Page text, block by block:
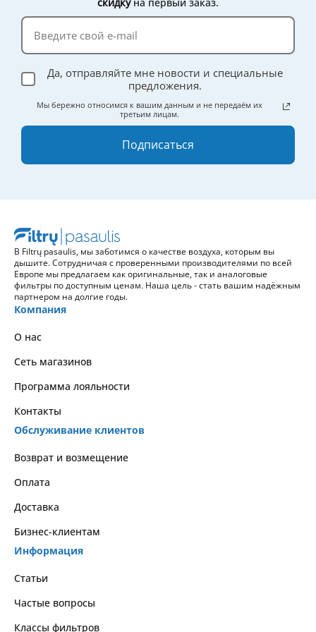
Да, отправляйте мне новости и специальные
предложения.
Мы бережно относимся к вашим данным и не передаём их
третьим лицам.
Подписаться
В Filtrų pasaulis, мы заботимся о качестве воздуха, которым вы
дышите. Сотрудничая с проверенными производителями по всей
Европе мы предлагаем как оригинальные, так и аналоговые
фильтры по доступным ценам. Наша цель - стать вашим надёжным
партнером на долгие годы.
Компания
О нас
Сеть магазинов
Программа лояльности
Контакты
Обслуживание клиентов
Возврат и возмещение
Оплата
Доставка
Бизнес-клиентам
Информация
Статьи
Частые вопросы
Классы фильтров